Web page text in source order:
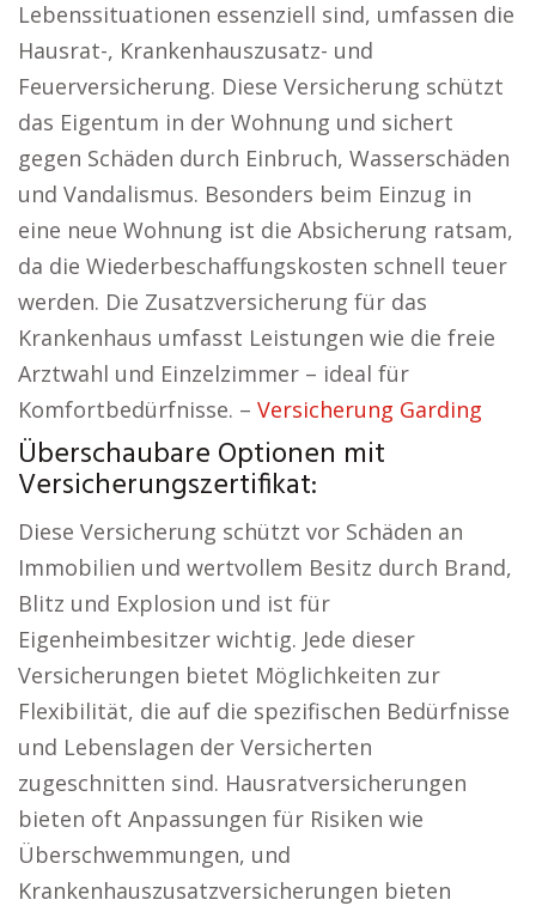
Lebenssituationen essenziell sind, umfassen die
Hausrat-, Krankenhauszusatz- und
Feuerversicherung. Diese Versicherung schützt
das Eigentum in der Wohnung und sichert
gegen Schäden durch Einbruch, Wasserschäden
und Vandalismus. Besonders beim Einzug in
eine neue Wohnung ist die Absicherung ratsam,
da die Wiederbeschaffungskosten schnell teuer
werden. Die Zusatzversicherung für das
Krankenhaus umfasst Leistungen wie die freie
Arztwahl und Einzelzimmer – ideal für
Komfortbedürfnisse. – Versicherung Garding
Überschaubare Optionen mit
Versicherungszertifikat:
Diese Versicherung schützt vor Schäden an
Immobilien und wertvollem Besitz durch Brand,
Blitz und Explosion und ist für
Eigenheimbesitzer wichtig. Jede dieser
Versicherungen bietet Möglichkeiten zur
Flexibilität, die auf die spezifischen Bedürfnisse
und Lebenslagen der Versicherten
zugeschnitten sind. Hausratversicherungen
bieten oft Anpassungen für Risiken wie
Überschwemmungen, und
Krankenhauszusatzversicherungen bieten